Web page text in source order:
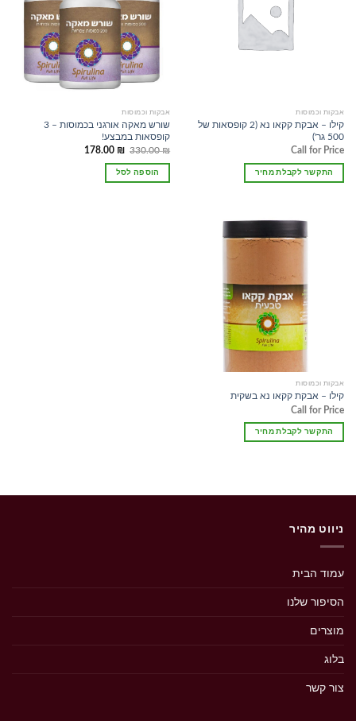
אבקות וכמוסות
קילו – אבקת קקאו נא (2 קופסאות של
500 גר')
Call for Price
התקשר לקבלת מחיר
אבקות וכמוסות
שורש מאקה אורגני בכמוסות – 3
קופסאות במבצע!
330.00₪
המחיר
היה:
330.00 ₪.
178.00 ₪
הוספה לסל
אבקות וכמוסות
קילו – אבקת קקאו נא בשקית
Call for Price
התקשר לקבלת מחיר
ניווט מהיר
עמוד הבית
הסיפור שלנו
מוצרים
בלוג
צור קשר